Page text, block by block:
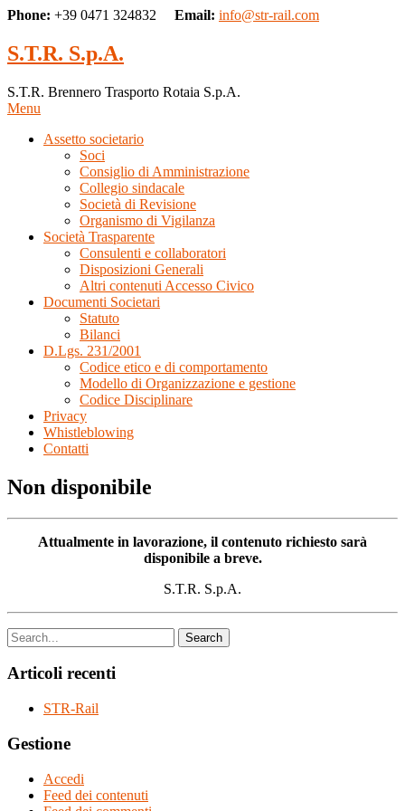
Phone: +39 0471 324832 Email: info@str-rail.com
S.T.R. S.p.A.
S.T.R. Brennero Trasporto Rotaia S.p.A.
Menu
Assetto societario
Soci
Consiglio di Amministrazione
Collegio sindacale
Società di Revisione
Organismo di Vigilanza
Società Trasparente
Consulenti e collaboratori
Disposizioni Generali
Altri contenuti Accesso Civico
Documenti Societari
Statuto
Bilanci
D.Lgs. 231/2001
Codice etico e di comportamento
Modello di Organizzazione e gestione
Codice Disciplinare
Privacy
Whistleblowing
Contatti
Non disponibile
Attualmente in lavorazione, il contenuto richiesto sarà
disponibile a breve.
S.T.R. S.p.A.
Articoli recenti
STR-Rail
Gestione
Accedi
Feed dei contenuti